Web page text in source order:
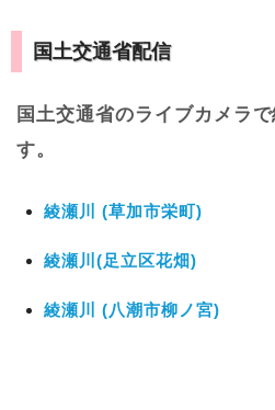
国土交通省配信
国土交通省のライブカメラ
す。
綾瀬川 (草加市栄町)
綾瀬川(足立区花畑)
綾瀬川 (八潮市柳ノ宮)